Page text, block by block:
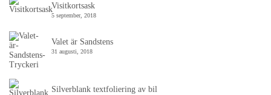
Visitkortsask
5 september, 2018
Valet är Sandstens
31 augusti, 2018
Silverblank textfoliering av bil